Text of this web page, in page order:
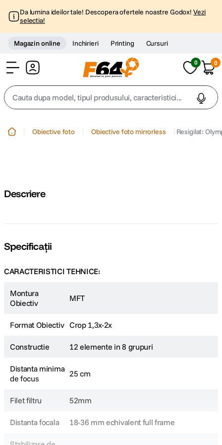
Da lumina ideilor tale! Descopera ofertele noastre Godox! Vezi
selectia!
Magazin online Inchirieri Printing Cursuri
0 0
Cauta dupa model, tipul produsului, caracteristici...
3. trepied telefon
5. canon sx740 hs
6. lavaliera
7. card memorie
Obiective foto Obiective foto mirrorless Resigilat:
Descriere
Specificații
CARACTERISTICI TEHNICE:
Montura
Obiectiv
MFT
Format Obiectiv Crop 1,3x-2x
Constructie 12 elemente in 8 grupuri
Distanta minima
de focus
25 cm
Filet filtru 52mm
Distanta focala 18-36 mm echivalent full frame